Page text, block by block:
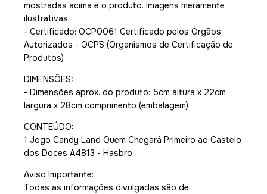
mostradas acima e o produto. Imagens meramente
ilustrativas.
- Certificado: OCP0061 Certificado pelos Órgãos
Autorizados - OCP´S (Organismos de Certificação de
Produtos)
DIMENSÕES:
- Dimensões aprox. do produto: 5cm altura x 22cm
largura x 28cm comprimento (embalagem)
CONTEÚDO:
1 Jogo Candy Land Quem Chegará Primeiro ao Castelo
dos Doces A4813 - Hasbro
Aviso Importante:
Todas as informações divulgadas são de